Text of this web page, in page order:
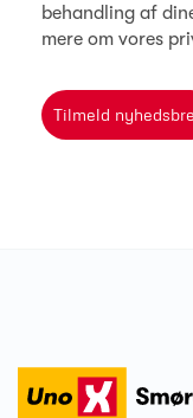
behandling af
mere om vores
Tilmeld